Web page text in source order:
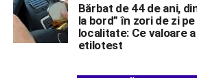
Bărbat de 44 de ani,
la bord” în zori de zi
localitate: Ce valoare
etilotest